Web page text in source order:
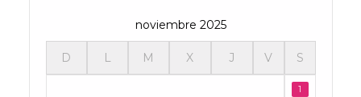
noviembre 2025
D L M X J V S
1